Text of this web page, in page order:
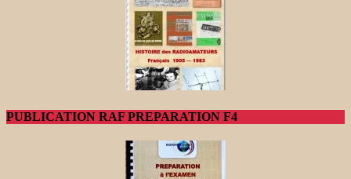
PUBLICATION RAF PREPARATION F4